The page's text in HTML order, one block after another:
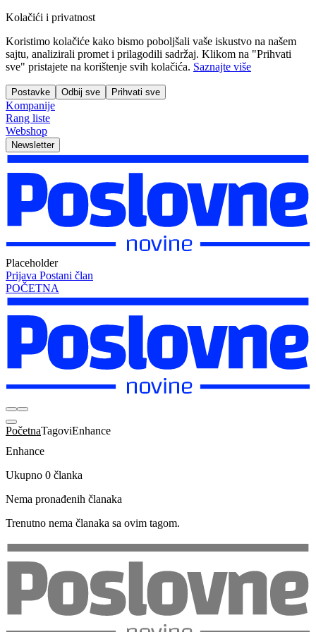
Kolačići i privatnost
Koristimo kolačiće kako bismo poboljšali vaše iskustvo na našem
sajtu, analizirali promet i prilagodili sadržaj. Klikom na "Prihvati
sve" pristajete na korištenje svih kolačića. Saznajte više
Postavke Odbij sve Prihvati sve
Kompanije
Rang liste
Webshop
Newsletter
Placeholder
Prijava Postani član
POČETNA
PočetnaTagoviEnhance
Enhance
Ukupno 0 članka
Nema pronađenih članaka
Trenutno nema članaka sa ovim tagom.